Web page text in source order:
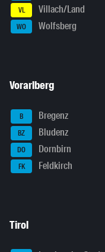
VL Villach/Land
WO Wolfsberg
Vorarlberg
B Bregenz
BZ Bludenz
DO Dornbirn
FK Feldkirch
Tirol